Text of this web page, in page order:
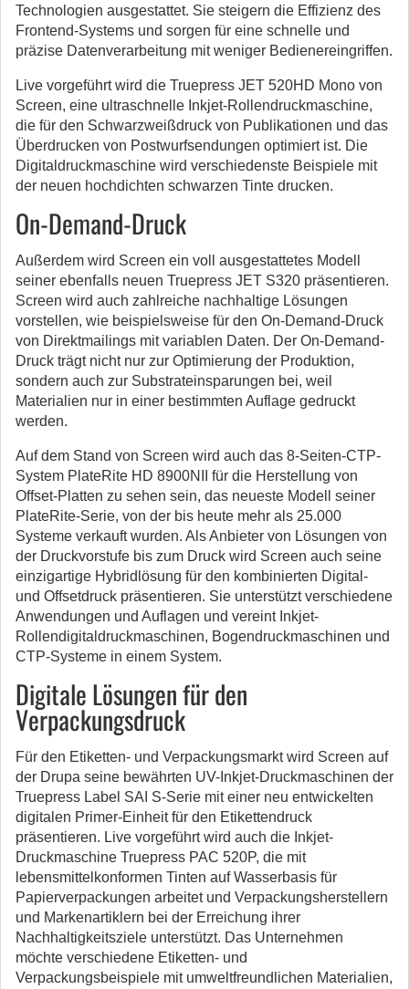
Technologien ausgestattet. Sie steigern die Effizienz des
Frontend-Systems und sorgen für eine schnelle und
präzise Datenverarbeitung mit weniger Bedienereingriffen.
Live vorgeführt wird die Truepress JET 520HD Mono von
Screen, eine ultraschnelle Inkjet-Rollendruckmaschine,
die für den Schwarzweißdruck von Publikationen und das
Überdrucken von Postwurfsendungen optimiert ist. Die
Digitaldruckmaschine wird verschiedenste Beispiele mit
der neuen hochdichten schwarzen Tinte drucken.
On-Demand-Druck
Außerdem wird Screen ein voll ausgestattetes Modell
seiner ebenfalls neuen Truepress JET S320 präsentieren.
Screen wird auch zahlreiche nachhaltige Lösungen
vorstellen, wie beispielsweise für den On-Demand-Druck
von Direktmailings mit variablen Daten. Der On-Demand-
Druck trägt nicht nur zur Optimierung der Produktion,
sondern auch zur Substrateinsparungen bei, weil
Materialien nur in einer bestimmten Auflage gedruckt
werden.
Auf dem Stand von Screen wird auch das 8-Seiten-CTP-
System PlateRite HD 8900NII für die Herstellung von
Offset-Platten zu sehen sein, das neueste Modell seiner
PlateRite-Serie, von der bis heute mehr als 25.000
Systeme verkauft wurden. Als Anbieter von Lösungen von
der Druckvorstufe bis zum Druck wird Screen auch seine
einzigartige Hybridlösung für den kombinierten Digital-
und Offsetdruck präsentieren. Sie unterstützt verschiedene
Anwendungen und Auflagen und vereint Inkjet-
Rollendigitaldruckmaschinen, Bogendruckmaschinen und
CTP-Systeme in einem System.
Digitale Lösungen für den
Verpackungsdruck
Für den Etiketten- und Verpackungsmarkt wird Screen auf
der Drupa seine bewährten UV-Inkjet-Druckmaschinen der
Truepress Label SAI S-Serie mit einer neu entwickelten
digitalen Primer-Einheit für den Etikettendruck
präsentieren. Live vorgeführt wird auch die Inkjet-
Druckmaschine Truepress PAC 520P, die mit
lebensmittelkonformen Tinten auf Wasserbasis für
Papierverpackungen arbeitet und Verpackungsherstellern
und Markenartiklern bei der Erreichung ihrer
Nachhaltigkeitsziele unterstützt. Das Unternehmen
möchte verschiedene Etiketten- und
Verpackungsbeispiele mit umweltfreundlichen Materialien,